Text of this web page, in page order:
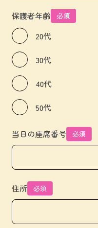
保護者年齢 必須
20代
30代
40代
50代
当日の座席番号 必須
住所 必須